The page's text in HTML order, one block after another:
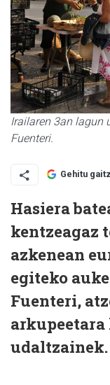
Irailaren 3an lagun
Fuenteri.
Gehitu
Hasiera
kentzeagaz
azkenean
egiteko
Fuenteri,
udaltzainek.